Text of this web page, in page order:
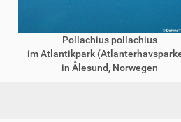
Pollachius pollachius
im Atlantikpark
in Ålesund, Norwegen